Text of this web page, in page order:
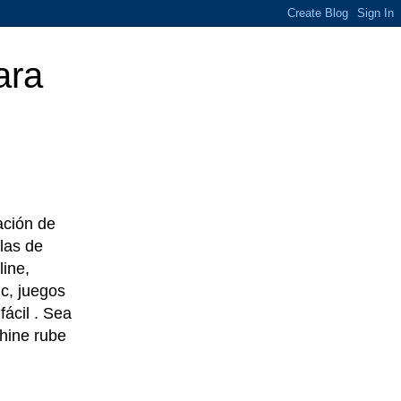
de
de
juegos
. Sea
rube